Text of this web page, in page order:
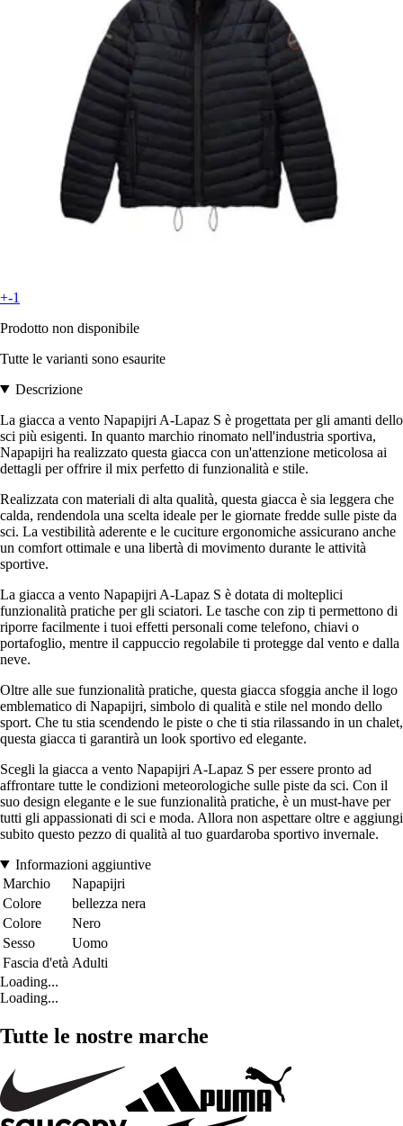
+-1
Prodotto non disponibile
Tutte le varianti sono esaurite
Descrizione
La giacca a vento Napapijri A-Lapaz S è progettata per gli amanti dello
sci più esigenti. In quanto marchio rinomato nell'industria sportiva,
Napapijri ha realizzato questa giacca con un'attenzione meticolosa ai
dettagli per offrire il mix perfetto di funzionalità e stile.
Realizzata con materiali di alta qualità, questa giacca è sia leggera che
calda, rendendola una scelta ideale per le giornate fredde sulle piste da
sci. La vestibilità aderente e le cuciture ergonomiche assicurano anche
un comfort ottimale e una libertà di movimento durante le attività
sportive.
La giacca a vento Napapijri A-Lapaz S è dotata di molteplici
funzionalità pratiche per gli sciatori. Le tasche con zip ti permettono di
riporre facilmente i tuoi effetti personali come telefono, chiavi o
portafoglio, mentre il cappuccio regolabile ti protegge dal vento e dalla
neve.
Oltre alle sue funzionalità pratiche, questa giacca sfoggia anche il logo
emblematico di Napapijri, simbolo di qualità e stile nel mondo dello
sport. Che tu stia scendendo le piste o che ti stia rilassando in un chalet,
questa giacca ti garantirà un look sportivo ed elegante.
Scegli la giacca a vento Napapijri A-Lapaz S per essere pronto ad
affrontare tutte le condizioni meteorologiche sulle piste da sci. Con il
suo design elegante e le sue funzionalità pratiche, è un must-have per
tutti gli appassionati di sci e moda. Allora non aspettare oltre e aggiungi
subito questo pezzo di qualità al tuo guardaroba sportivo invernale.
Informazioni aggiuntive
Marchio
Napapijri
Colore
bellezza nera
Colore
Nero
Sesso
Uomo
Fascia d'età Adulti
Loading...
Loading...
Tutte le nostre marche